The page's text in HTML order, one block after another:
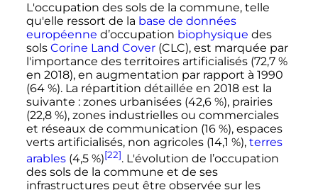
L'occupation des sols de la commune, telle
qu'elle ressort de la base de données
européenne d’occupation biophysique des
sols Corine Land Cover(CLC), est marquée par
l'importance des territoires artificialisés (72,7 %
en 2018), en augmentation par rapport à 1990
(64 %). La répartition détaillée en 2018 est la
suivante : zones urbanisées (42,6 %), prairies
(22,8 %), zones industrielles ou commerciales
et réseaux de communication (16 %), espaces
verts artificialisés, non agricoles (14,1 %), terres
arables(4,5 %)[22]. L'évolution de l’occupation
des sols de la commune et de ses
infrastructures peut être observée sur les